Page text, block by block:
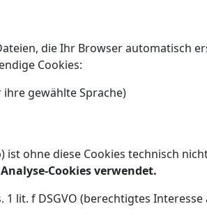
die Ihr Browser automatisch
Cookies:
gewählte Sprache)
ohne diese Cookies technisch
Cookies verwendet.
lit. f DSGVO (berechtigtes